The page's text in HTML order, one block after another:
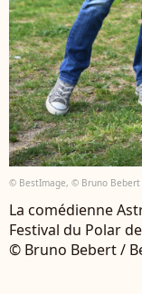
© BestImage, © Bruno Bebert
La comédienne
Festival du Polar
© Bruno Bebert /